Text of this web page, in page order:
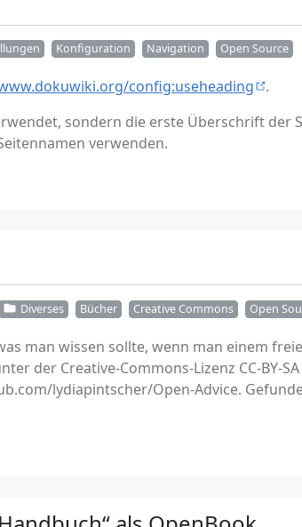
Konfiguration Navigation Open Source
config:useheading
.
sondern die erste Überschrift der
verwenden.
Diverses Bücher Creative Commons Open
man wissen sollte, wenn man einem
der Creative-Commons-Lizenz CC-BY-
lydiapintscher/Open-Advice.